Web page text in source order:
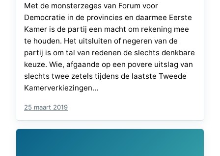
Met de monsterzeges van Forum voor
Democratie in de provincies en daarmee Eerste
Kamer is de partij een macht om rekening mee
te houden. Het uitsluiten of negeren van de
partij is om tal van redenen de slechts denkbare
keuze. Wie, afgaande op een povere uitslag van
slechts twee zetels tijdens de laatste Tweede
Kamerverkiezingen…
25 maart 2019